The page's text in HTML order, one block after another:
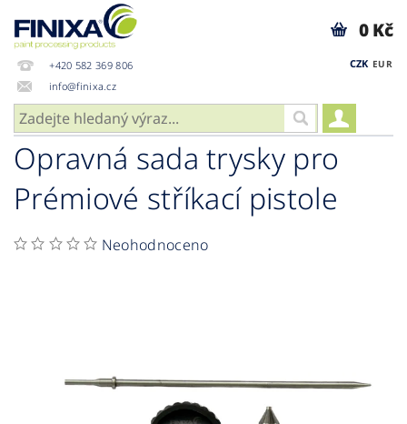
+420 582 369 806
info@finixa.cz
CZK EUR
0 Kč
Opravná sada trysky pro
Prémiové stříkací pistole
Neohodnoceno